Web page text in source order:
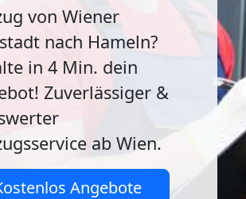
von Wiener
nach Hameln?
in 4 Min. dein
Zuverlässiger &
ab Wien.
Angebote